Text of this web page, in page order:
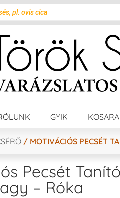
GYIK
/ MOTIVÁCIÓS PECSÉT
Pecsét
– Róka